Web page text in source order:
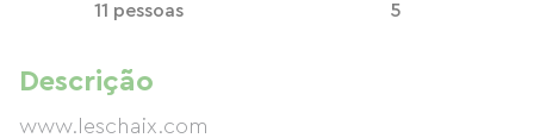
11 pessoas 5
Descrição
www.leschaix.com